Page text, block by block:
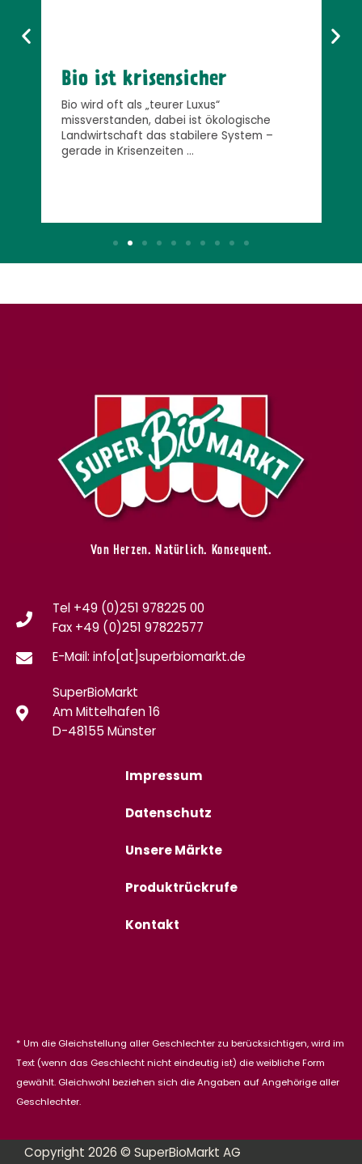
Bio ist krisensicher
Bio wird oft als „teurer Luxus“
missverstanden, dabei ist ökologische
Landwirtschaft das stabilere System –
gerade in Krisenzeiten …
Von Herzen. Natürlich. Konsequent.
Tel +49 (0)251 978225 00
Fax +49 (0)251 97822577
E-Mail: info[at]superbiomarkt.de
SuperBioMarkt
Am Mittelhafen 16
D-48155 Münster
Impressum
Datenschutz
Unsere Märkte
Produktrückrufe
Kontakt
* Um die Gleichstellung aller Geschlechter zu berücksichtigen, wird im
Text (wenn das Geschlecht nicht eindeutig ist) die weibliche Form
gewählt. Gleichwohl beziehen sich die Angaben auf Angehörige aller
Geschlechter.
Copyright 2026 © SuperBioMarkt AG